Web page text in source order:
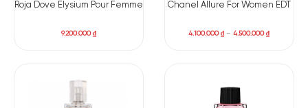
Roja Dove Elysium Pour Femme
9.200.000₫
Chanel Allure For Women EDT
4.100.000₫ –4.500.000₫